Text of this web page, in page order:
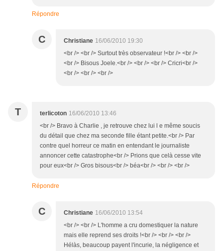
Répondre
C Christiane 16/06/2010 19:30
<br /> <br /> Surtout très observateur !<br /> <br />
<br /> Bisous Joele.<br /> <br /> <br /> Cricri<br />
<br /> <br /> <br />
T terlicoton 16/06/2010 13:46
<br /> Bravo à Charlie , je retrouve chez lui l e même soucis
du détail que chez ma seconde fille étant petite.<br /> Par
contre quel horreur ce matin en entendant le journaliste
annoncer cette catastrophe<br /> Prions que celà cesse vite
pour eux<br /> Gros bisous<br /> béa<br /> <br /> <br />
Répondre
C Christiane 16/06/2010 13:54
<br /> <br /> L'homme a cru domestiquer la nature
mais elle reprend ses droits !<br /> <br /> <br />
Hélàs, beaucoup payent l'incurie, la négligence et